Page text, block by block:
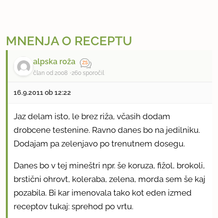
MNENJA O RECEPTU
alpska roža
član od 2008 260 sporočil
16.9.2011 ob 12:22
Jaz delam isto, le brez riža, včasih dodam
drobcene testenine. Ravno danes bo na jedilniku.
Dodajam pa zelenjavo po trenutnem dosegu.
Danes bo v tej mineštri npr. še koruza, fižol, brokoli,
brstični ohrovt, koleraba, zelena, morda sem še kaj
pozabila. Bi kar imenovala tako kot eden izmed
receptov tukaj: sprehod po vrtu.